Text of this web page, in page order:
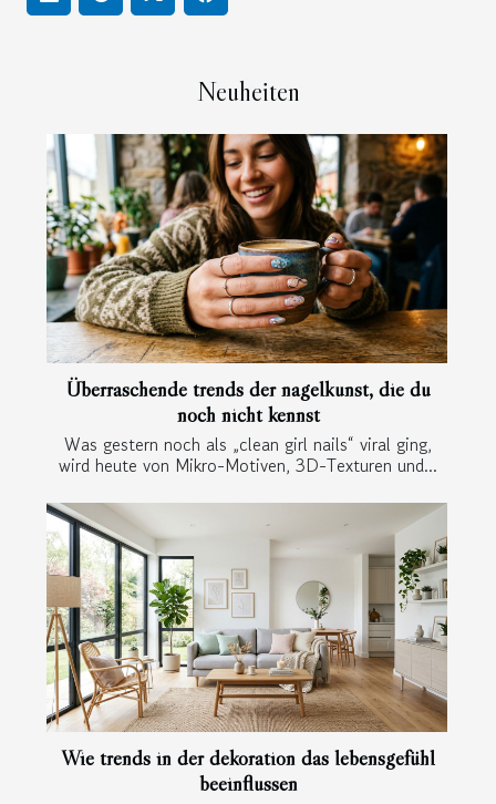
Neuheiten
Überraschende trends der nagelkunst, die du
noch nicht kennst
Was gestern noch als „clean girl nails“ viral ging,
wird heute von Mikro-Motiven, 3D-Texturen und...
Wie trends in der dekoration das lebensgefühl
beeinflussen